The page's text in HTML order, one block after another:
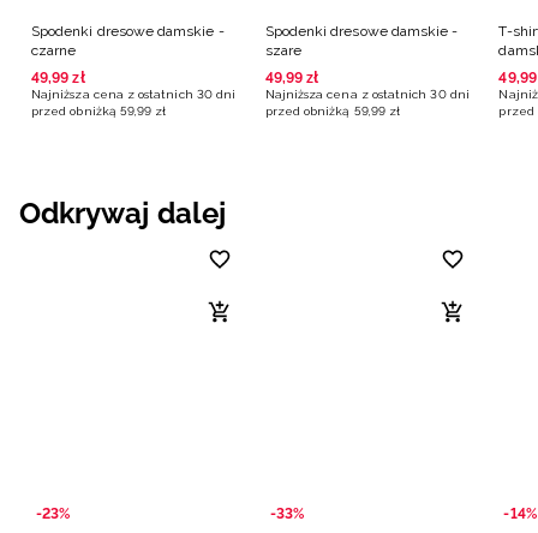
Spodenki dresowe damskie -
czarne
49,99 zł
Najniższa cena z ostatnich 30 dni
przed obniżką 59,99 zł
Spodenki dresowe damskie -
szare
49,99 zł
Najniższa cena z ostatnich 30 dni
przed obniżką 59,99 zł
T-
49,99
przed
Odkrywaj dalej
-23% -33% -14%